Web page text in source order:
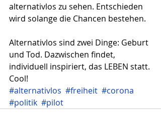
alternativlos zu sehen. Entschieden
wird solange die Chancen bestehen.
Alternativlos sind zwei Dinge: Geburt
und Tod. Dazwischen findet,
individuell inspiriert, das LEBEN statt.
Cool!
#alternativlos #freiheit #corona
#politik #pilot